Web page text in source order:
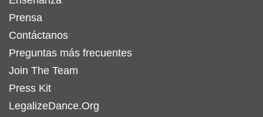
Prensa
Contáctanos
Preguntas más frecuentes
Join The Team
Press Kit
LegalizeDance.Org